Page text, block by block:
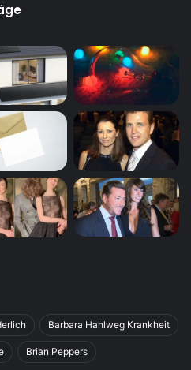
Barbara Hahlweg Krankheit
Brian Peppers